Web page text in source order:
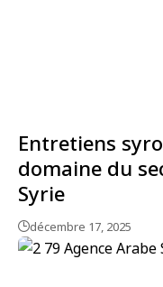
Entretiens
domaine du
Syrie
décembre 17, 2025